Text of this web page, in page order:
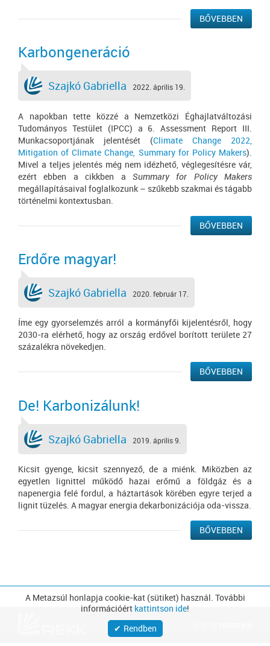
BŐVEBBEN
Karbongeneráció
Szajkó Gabriella 2022. április 19.
A napokban tette közzé a Nemzetközi Éghajlatváltozási
Tudományos Testület (IPCC) a 6. Assessment Report III.
Munkacsoportjának jelentését (Climate Change 2022,
Mitigation of Climate Change, Summary for Policy Makers).
Mivel a teljes jelentés még nem idézhető, véglegesítésre vár,
ezért ebben a cikkben a Summary for Policy Makers
megállapításaival foglalkozunk – szűkebb szakmai és tágabb
történelmi kontextusban.
BŐVEBBEN
Erdőre magyar!
Szajkó Gabriella 2020. február 17.
Íme egy gyorselemzés arról a kormányfői kijelentésről, hogy
2030-ra elérhető, hogy az ország erdővel borított területe 27
százalékra növekedjen.
BŐVEBBEN
De! Karbonizálunk!
Szajkó Gabriella 2019. április 9.
Kicsit gyenge, kicsit szennyező, de a miénk. Miközben az
egyetlen lignittel működő hazai erőmű a földgáz és a
napenergia felé fordul, a háztartások körében egyre terjed a
lignit tüzelés. A magyar energia dekarbonizációja oda-vissza.
BŐVEBBEN
A Metazsúl honlapja cookie-kat (sütiket) használ. További
információért kattintson ide!
Rendben